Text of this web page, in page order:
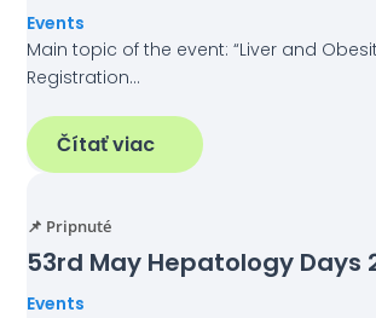
Events
Main topic of the event: “Liver and
Registration…
Čítať viac
📌 Pripnuté
53rd May Hepatology Days
Events